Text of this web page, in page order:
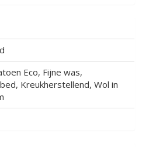
Eco, Fijne was,
Kreukherstellend, Wol in